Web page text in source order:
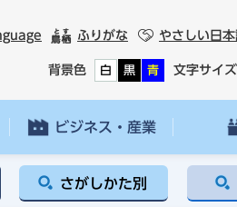
ふりがな やさしい日
背景色 白 黒 青 文字サイズ
ビジネス・産業
さがしかた別